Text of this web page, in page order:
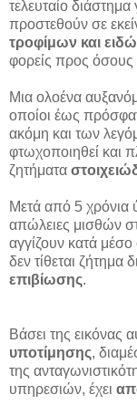
τελευταίο
προστεθούν σε
τροφίμων και
φορείς προς όσους
Μια ολοένα
οποίοι έως
ακόμη και των
φτωχοποιηθεί και
ζητήματα
Μετά από 5 χρόνια
απώλειες μισθών
αγγίζουν κατά
δεν τίθεται ζήτημα
επιβίωσης.
Βάσει της εικόνας
υποτίμησης,
της
υπηρεσιών, έχει